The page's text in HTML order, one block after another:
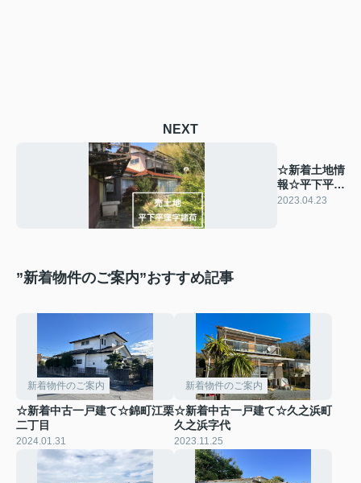
NEXT
☆新着土地情
報☆平下平窪
字諸荷
2023.04.23
”新着物件のご案内”おすすめ記事
新着物件のご案内
☆新着中古一戸建て☆錦町江栗
二丁目
2024.01.31
新着物件のご案内
☆新着中古一戸建て☆久之浜町
久之浜字代
2023.11.25